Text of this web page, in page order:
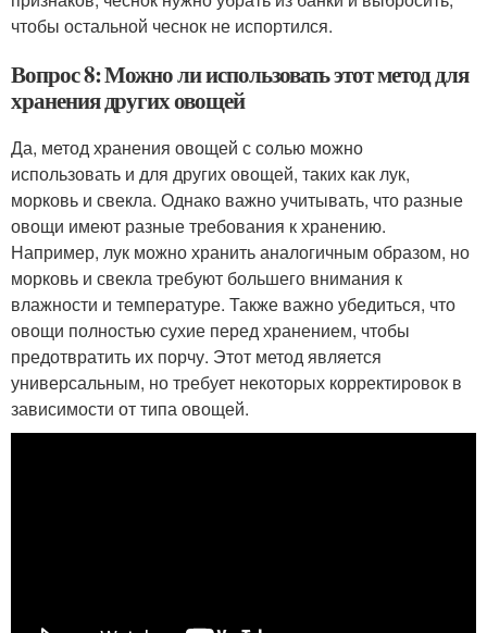
чтобы остальной чеснок не испортился.
Вопрос 8: Можно ли использовать этот метод для
хранения других овощей
Да, метод хранения овощей с солью можно
использовать и для других овощей, таких как лук,
морковь и свекла. Однако важно учитывать, что разные
овощи имеют разные требования к хранению.
Например, лук можно хранить аналогичным образом, но
морковь и свекла требуют большего внимания к
влажности и температуре. Также важно убедиться, что
овощи полностью сухие перед хранением, чтобы
предотвратить их порчу. Этот метод является
универсальным, но требует некоторых корректировок в
зависимости от типа овощей.